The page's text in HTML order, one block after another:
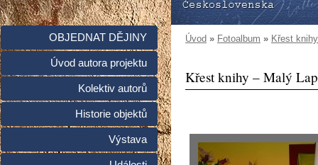
Úvod » Fotoalbum » Křest
Křest knihy – Malý
OBJEDNAT DĚJINY
Úvod autora projektu
Kolektiv autorů
Historie objektů
Výstava